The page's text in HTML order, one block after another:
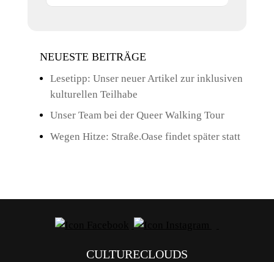
NEUESTE BEITRÄGE
Lesetipp: Unser neuer Artikel zur inklusiven
kulturellen Teilhabe
Unser Team bei der Queer Walking Tour
Wegen Hitze: Straße.Oase findet später statt
CULTURECLOUDS